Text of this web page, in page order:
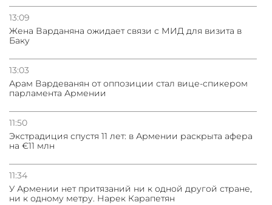
13:09
Жена Варданяна ожидает связи с МИД для визита в
Баку
13:03
Арам Вардеванян от оппозиции стал вице-спикером
парламента Армении
11:50
Экстрадиция спустя 11 лет: в Армении раскрыта афера
на €11 млн
11:34
У Армении нет притязаний ни к одной другой стране,
ни к одному метру. Нарек Карапетян